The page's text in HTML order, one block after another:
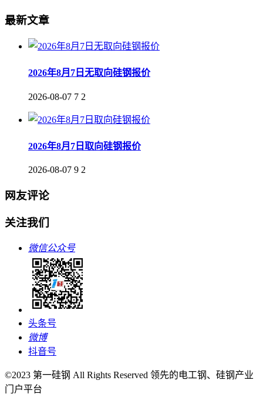
最新文章
2026年8月7日无取向硅钢报价
2026-08-07 7 2
2026年8月7日取向硅钢报价
2026-08-07 9 2
网友评论
关注我们
微信公众号
头条号
微博
抖音号
©2023 第一硅钢 All Rights Reserved 领先的电工钢、硅钢产业
门户平台